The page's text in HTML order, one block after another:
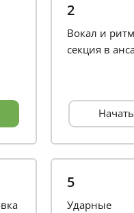
2
Вокал и
секция в
Начать
5
Ударные